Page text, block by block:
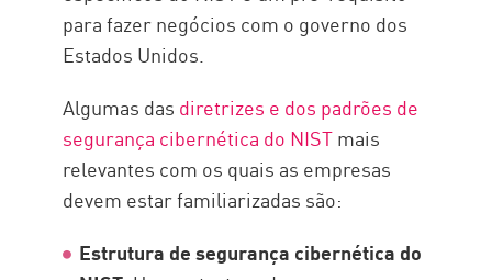
para fazer negócios com o governo dos
Estados Unidos.
Algumas das diretrizes e dos padrões de
segurança cibernética do NISTmais
relevantes com os quais as empresas
devem estar familiarizadas são:
Estrutura de segurança cibernética do